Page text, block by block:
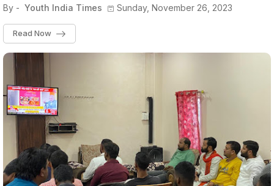
By - Youth India Times Sunday, November 26, 2023
Read Now